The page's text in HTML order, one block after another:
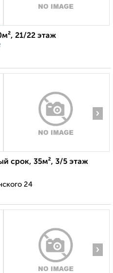
21/22 этаж
›
срок, 35м², 3/5 этаж
24
›